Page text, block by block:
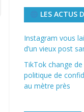
LES ACTUS
Instagram vous
d’un vieux post
TikTok change
politique de
au mètre près